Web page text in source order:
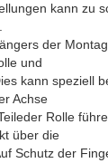
kann zu
der
und
kann speziell
Achse
Rolle
über die
Schutz der